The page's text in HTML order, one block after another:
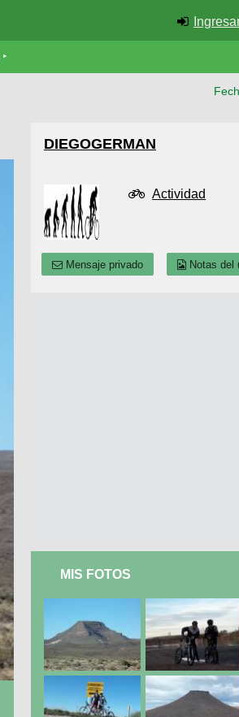
DIEGOGERMAN
Actividad
Mensaje privado Notas del
MIS FOTOS